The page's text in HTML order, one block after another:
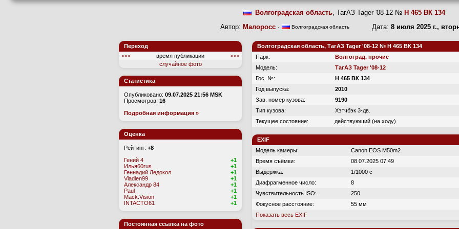
Волгоградская область, ТагАЗ Tager '08-12 № Н 465 ВК 134
Автор: Малоросс · Волгоградская область Дата: 8 июля 2025 г.,
Переход
<<<
время публикации
>>>
случайное фото
Статистика
Опубликовано: 09.07.2025 21:56 MSK
Просмотров: 16
Подробная информация »
Оценка
Рейтинг: +8
Гений 4
+1
Илья60rus
+1
Геннадий Ледокол
+1
Vladlen99
+1
Александр 84
+1
Paul
+1
Mack.Vision
+1
INTACTO61
+1
Постоянная ссылка на фото
Волгоградская область, ТагАЗ Tager '08-12 № Н 465 ВК 134
Парк:
Волгоград, прочие
Модель:
ТагАЗ Tager '08-12
Гос. №:
Н 465 ВК 134
Год выпуска:
2010
Зав. номер кузова:
9190
Тип кузова:
Хэтчбэк 3-дв.
Текущее состояние:
действующий (на ходу)
EXIF
Модель камеры:
Canon EOS M50m2
Время съёмки:
08.07.2025 07:49
Выдержка:
1/1000 с
Диафрагменное число:
8
Чувствительность ISO:
250
Фокусное расстояние:
55 мм
Показать весь EXIF